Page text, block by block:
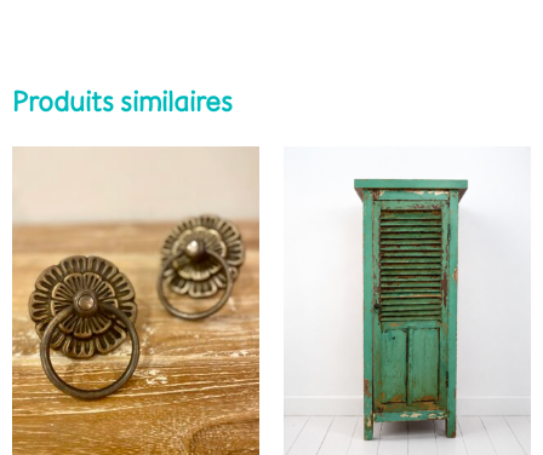
Produits similaires